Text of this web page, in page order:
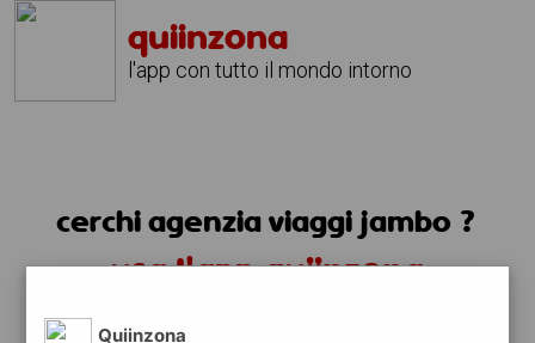
quiinzona
l'app con tutto il mondo intorno
cerchi agenzia viaggi jambo ?
usa l'app quiinzona
Quiinzona